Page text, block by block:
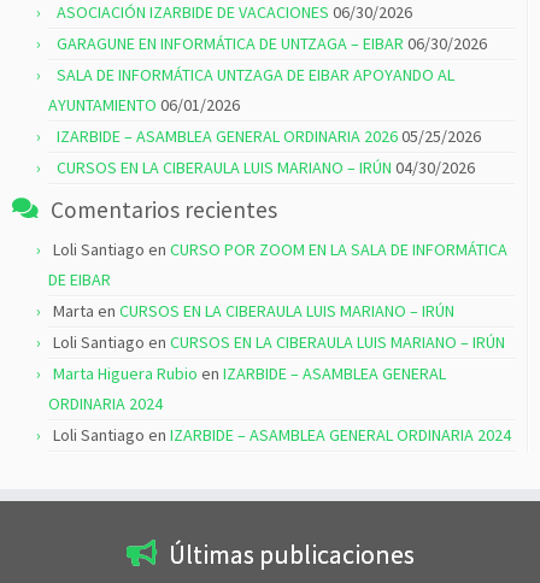
ASOCIACIÓN IZARBIDE DE VACACIONES 06/30/2026
GARAGUNE EN INFORMÁTICA DE UNTZAGA – EIBAR 06/30/2026
SALA DE INFORMÁTICA UNTZAGA DE EIBAR APOYANDO AL
AYUNTAMIENTO 06/01/2026
IZARBIDE – ASAMBLEA GENERAL ORDINARIA 202605/25/2026
CURSOS EN LA CIBERAULA LUIS MARIANO – IRÚN 04/30/2026
Comentarios recientes
Loli Santiago en CURSO POR ZOOM EN LA SALA DE INFORMÁTICA
DE EIBAR
Marta en CURSOS EN LA CIBERAULA LUIS MARIANO – IRÚN
Loli Santiago en CURSOS EN LA CIBERAULA LUIS MARIANO – IRÚN
Marta Higuera Rubio en IZARBIDE – ASAMBLEA GENERAL
ORDINARIA 2024
Loli Santiago en IZARBIDE – ASAMBLEA GENERAL ORDINARIA 2024
Últimas publicaciones